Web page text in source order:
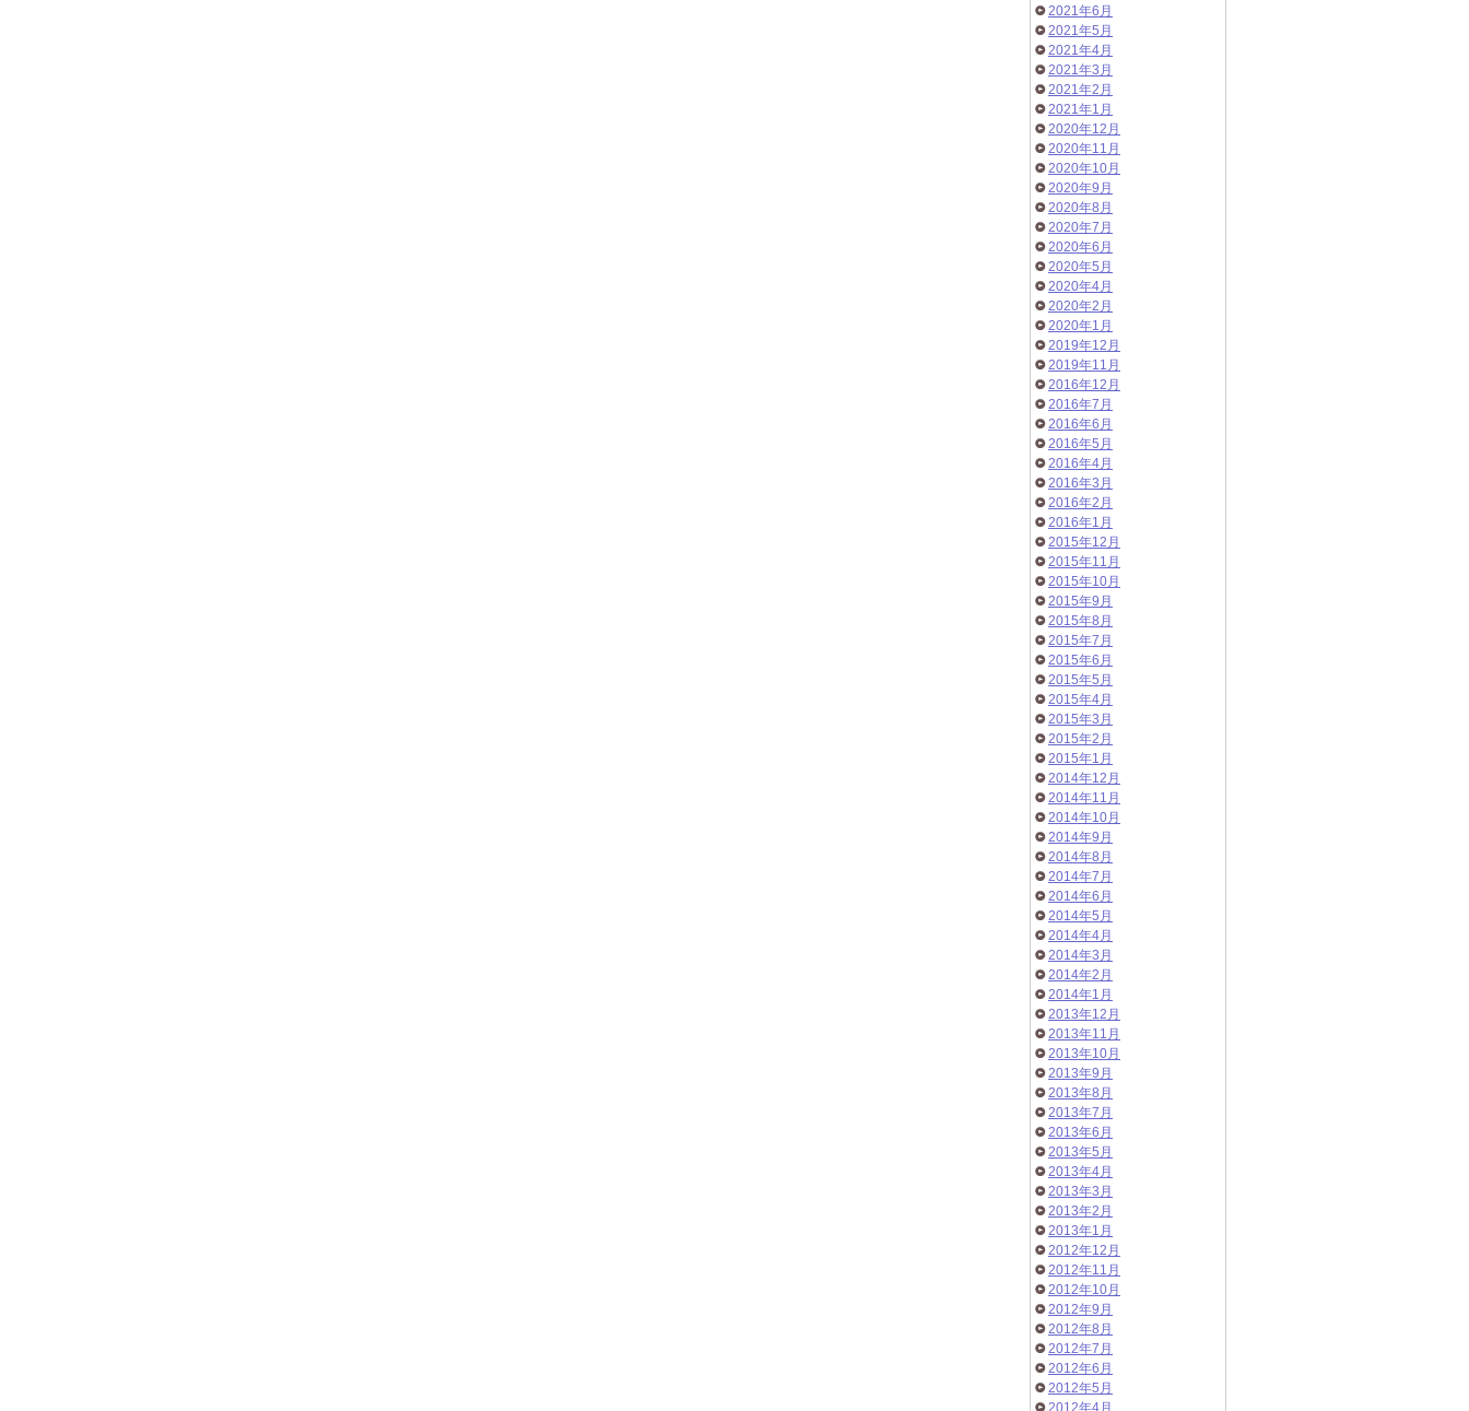
2021年6月
2021年5月
2021年4月
2021年3月
2021年2月
2021年1月
2020年12月
2020年11月
2020年10月
2020年9月
2020年8月
2020年7月
2020年6月
2020年5月
2020年4月
2020年2月
2020年1月
2019年12月
2019年11月
2016年12月
2016年7月
2016年6月
2016年5月
2016年4月
2016年3月
2016年2月
2016年1月
2015年12月
2015年11月
2015年10月
2015年9月
2015年8月
2015年7月
2015年6月
2015年5月
2015年4月
2015年3月
2015年2月
2015年1月
2014年12月
2014年11月
2014年10月
2014年9月
2014年8月
2014年7月
2014年6月
2014年5月
2014年4月
2014年3月
2014年2月
2014年1月
2013年12月
2013年11月
2013年10月
2013年9月
2013年8月
2013年7月
2013年6月
2013年5月
2013年4月
2013年3月
2013年2月
2013年1月
2012年12月
2012年11月
2012年10月
2012年9月
2012年8月
2012年7月
2012年6月
2012年5月
2012年4月